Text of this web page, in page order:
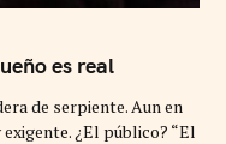
es real
de serpiente. Aun en
¿El público? “El